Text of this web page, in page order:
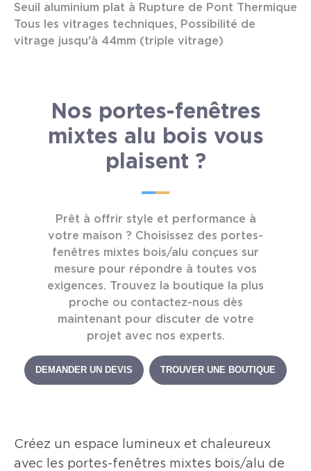
2 essences lamellé collé 3 plis : Chêne / Pin
2 Profils possibles à l'extérieur :
DESIGN :
profils aluminium arrondis
Dormant :
Dormant rénovation
Ouvrant de 80 mm
Vitrage 28 mm 4/20/4 peu émissif argon et
intercalaire TGI noir
Double joint à frappe
Fiche de 80 mm
Quincaillerie : gâches métalliques
Battement central de 112mm
Poignée Sécustik (sécurité accrue)
Seuil aluminium plat à Rupture de Pont Thermique
Tous les vitrages techniques, Possibilité de
vitrage jusqu'à 44mm (triple vitrage)
Couleurs Alu extérieur : toute la palette RAL est
disponible soit plus de 200 couleurs
Nos portes-fenêtres
mixtes alu bois vous
plaisent ?
Prêt à offrir style et performance à
votre maison ? Choisissez des portes-
fenêtres mixtes bois/alu conçues sur
mesure pour répondre à toutes vos
exigences. Trouvez la boutique la plus
proche ou contactez-nous dès
maintenant pour discuter de votre
projet avec nos experts.
DEMANDER UN DEVIS TROUVER UNE BOUTIQUE
Créez un espace lumineux et chaleureux
avec les portes-fenêtres mixtes bois/alu de